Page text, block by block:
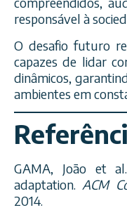
responsável à
O desafio futuro
capazes de lidar
dinâmicos,
ambientes em
GAMA, João et
adaptation. ACM
2014.